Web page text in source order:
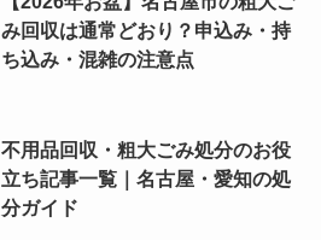
み回収は通常どおり？申込み・持
ち込み・混雑の注意点
不用品回収・粗大ごみ処分のお役
立ち記事一覧｜名古屋・愛知の処
分ガイド